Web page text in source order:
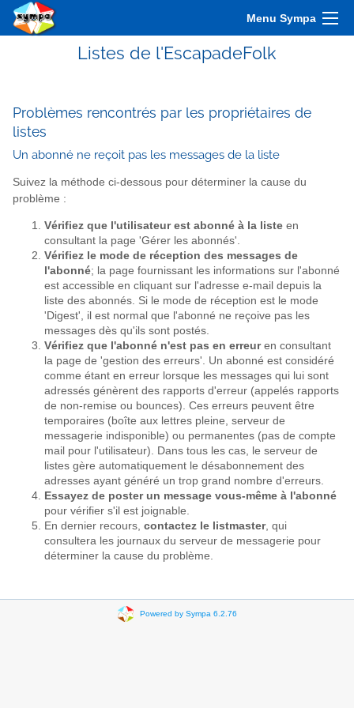
Menu Sympa
Listes de l'EscapadeFolk
Problèmes rencontrés par les propriétaires de
listes
Un abonné ne reçoit pas les messages de la liste
Suivez la méthode ci-dessous pour déterminer la cause du
problème :
Vérifiez que l'utilisateur est abonné à la liste en
consultant la page 'Gérer les abonnés'.
Vérifiez le mode de réception des messages de
l'abonné; la page fournissant les informations sur l'abonné
est accessible en cliquant sur l'adresse e-mail depuis la
liste des abonnés. Si le mode de réception est le mode
'Digest', il est normal que l'abonné ne reçoive pas les
messages dès qu'ils sont postés.
Vérifiez que l'abonné n'est pas en erreuren consultant
la page de 'gestion des erreurs'. Un abonné est considéré
comme étant en erreur lorsque les messages qui lui sont
adressés génèrent des rapports d'erreur (appelés rapports
de non-remise ou bounces). Ces erreurs peuvent être
temporaires (boîte aux lettres pleine, serveur de
messagerie indisponible) ou permanentes (pas de compte
mail pour l'utilisateur). Dans tous les cas, le serveur de
listes gère automatiquement le désabonnement des
adresses ayant généré un trop grand nombre d'erreurs.
Essayez de poster un message vous-même à l'abonné
pour vérifier s'il est joignable.
En dernier recours, contactez le listmaster, qui
consultera les journaux du serveur de messagerie pour
déterminer la cause du problème.
Powered by Sympa 6.2.76